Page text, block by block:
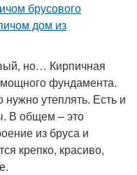
но… Кирпичная
мощного фундамента.
утеплять. Есть и
В общем – это
из бруса и
крепко, красиво,